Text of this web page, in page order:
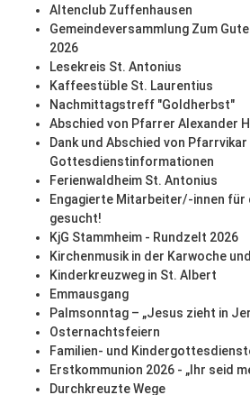
Altenclub Zuffenhausen
Gemeindeversammlung Zum
2026
Lesekreis St. Antonius
Kaffeestüble St. Laurentius
Nachmittagstreff "Goldherbst"
Abschied von Pfarrer Alexander
Dank und Abschied von
Gottesdienstinformationen
Ferienwaldheim St. Antonius
Engagierte Mitarbeiter/-innen für
gesucht!
KjG Stammheim - Rundzelt 2026
Kirchenmusik in der Karwoche
Kinderkreuzweg in St. Albert
Emmausgang
Palmsonntag – „Jesus zieht in
Osternachtsfeiern
Familien- und
Erstkommunion 2026 - „Ihr seid
Durchkreuzte Wege